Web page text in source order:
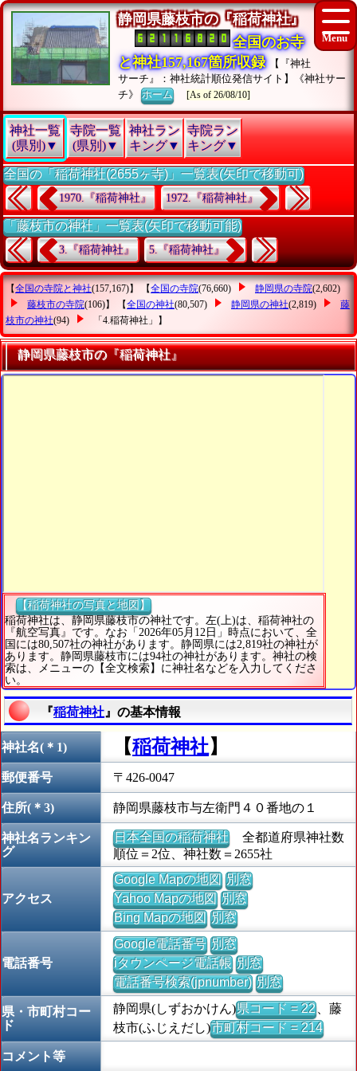
静岡県藤枝市の『稲荷神社』
全国のお寺
と神社157,167箇所収録
【『神社
サーチ』：神社統計順位発信サイト】《神社サー
チ》ホーム [As of 26/08/10]
神社一覧
(県別)▼
寺院一覧
(県別)▼
神社ラン
キング▼
寺院ラン
キング▼
全国の「稲荷神社(2655ヶ寺)」一覧表(矢印で移動可)
1970.『稲荷神社』 1972.『稲荷神社』
「藤枝市の神社」一覧表(矢印で移動可能)
3.『稲荷神社』 5.『稲荷神社』
【全国の寺院と神社(157,167)】 【全国の寺院(76,660) 静岡県の寺院(2,602)
藤枝市の寺院(106)】 【全国の神社(80,507) 静岡県の神社(2,819)
藤
枝市の神社(94) 「4.稲荷神社」 】
静岡県藤枝市の『稲荷神社』
【稲荷神社の写真と地図】
稲荷神社は、静岡県藤枝市の神社です。左(上)は、稲荷神社の
『航空写真』です。なお「2026年05月12日」時点において、全
国には80,507社の神社があります。静岡県には2,819社の神社が
あります。静岡県藤枝市には94社の神社があります。神社の検
索は、メニューの【全文検索】に神社名などを入力してくださ
い。
『稲荷神社 』の基本情報
神社名(＊1) 【稲荷神社】
郵便番号 〒426-0047
住所(＊3) 静岡県藤枝市与左衛門４０番地の１
神社名ランキン
グ
日本全国の稲荷神社全都道府県神社数
順位＝2位、神社数＝2655社
アクセス
Google Mapの地図 別窓
Yahoo Mapの地図 別窓
Bing Mapの地図 別窓
電話番号
Google電話番号 別窓
iタウンページ電話帳 別窓
電話番号検索(jpnumber) 別窓
県・市町村コー
ド
静岡県(しずおかけん)県コード = 22、藤
枝市(ふじえだし)市町村コード = 214
コメント等